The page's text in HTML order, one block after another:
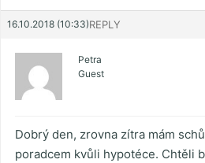
16.10.2018 (10:33)REPLY
Petra
Guest
Dobrý den, zrovna zítra mám
poradcem kvůli hypotéce. Chtěli